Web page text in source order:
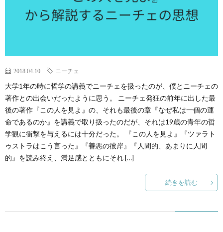
2018.04.10 ニーチェ
大学1年の時に哲学の講義でニーチェを扱ったのが、僕とニーチェの
著作との出会いだったように思う。 ニーチェ発狂の前年に出した最
後の著作『この人を見よ』の、それも最後の章『なぜ私は一個の運
命であるのか』を講義で取り扱ったのだが、それは19歳の青年の哲
学観に衝撃を与えるには十分だった。 『この人を見よ』『ツァラト
ゥストラはこう言った』『善悪の彼岸』『人間的、あまりに人間
的』を読み終え、満足感とともにそれ […]
続きを読む